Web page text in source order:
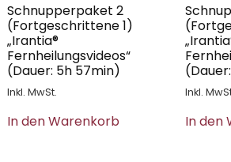
Schnupperpaket 2
(Fortgeschrittene 1)
„Irantia®
Fernheilungsvideos“
(Dauer: 5h 57min)
Inkl. MwSt.
In den Warenkorb
Inkl.
In den